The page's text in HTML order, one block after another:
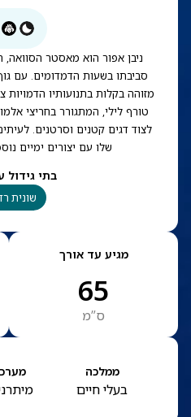
ניבן אפור הוא מאסטר
סביבתו בשעות הדמדומים. עם
מזוהה בקלות בתנועותיו הדמויות
טורף לילי, המתגורר בחריצי
לצוד דגים קטנים וסרטנים.
שלו עם יצורים ימיים
בתי גידול
שונית
מגיע עד אורך
65
ס”מ
ממלכה
בעלי חיים